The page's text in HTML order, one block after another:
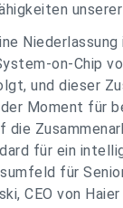
on-Chip
und dieser
Moment für
die
für ein
für
CEO von